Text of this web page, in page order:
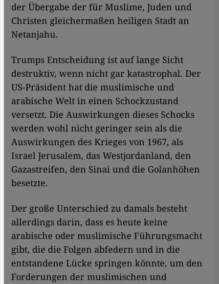
der Übergabe der für Muslime, Juden und
Christen gleichermaßen heiligen Stadt an
Netanjahu.
Trumps Entscheidung ist auf lange Sicht
destruktiv, wenn nicht gar katastrophal. Der
US-Präsident hat die muslimische und
arabische Welt in einen Schockzustand
versetzt. Die Auswirkungen dieses Schocks
werden wohl nicht geringer sein als die
Auswirkungen des Krieges von 1967, als
Israel Jerusalem, das Westjordanland, den
Gazastreifen, den Sinai und die Golanhöhen
besetzte.
Der große Unterschied zu damals besteht
allerdings darin, dass es heute keine
arabische oder muslimische Führungsmacht
gibt, die die Folgen abfedern und in die
entstandene Lücke springen könnte, um den
Forderungen der muslimischen und